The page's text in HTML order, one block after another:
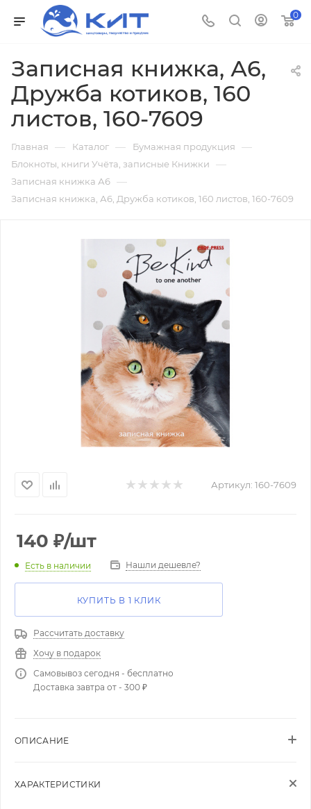
0
Записная книжка, А6,
Дружба котиков, 160
листов, 160-7609
Главная — Каталог — Бумажная продукция —
Блокноты, книги Учёта, записные Книжки —
Записная книжка А6 —
Записная книжка, А6, Дружба котиков, 160 листов, 160-7609
Артикул: 160-7609
140 ₽/шт
Есть в наличии Нашли дешевле?
КУПИТЬ В 1 КЛИК
Рассчитать доставку
Хочу в подарок
Самовывоз сегодня - бесплатно
Доставка завтра от - 300 ₽
ОПИСАНИЕ
ХАРАКТЕРИСТИКИ